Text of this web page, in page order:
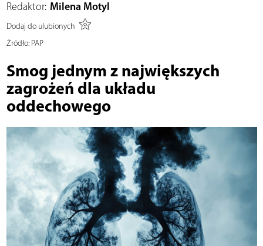
Redaktor: Milena Motyl
Dodaj do ulubionych
Źródło:PAP
Smog jednym z największych
zagrożeń dla układu
oddechowego